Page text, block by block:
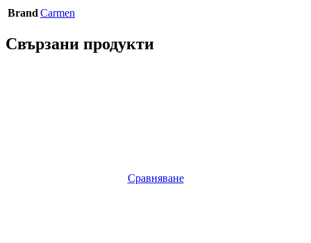
Brand Carmen
Свързани продукти
Сравняване